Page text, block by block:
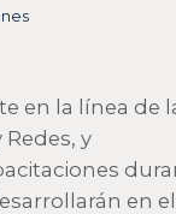
en la línea de
y
en el